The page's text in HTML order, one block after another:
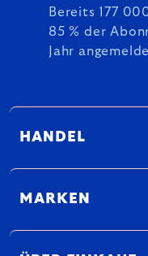
Bereits 177
85 % der
Jahr
HANDEL
MARKEN